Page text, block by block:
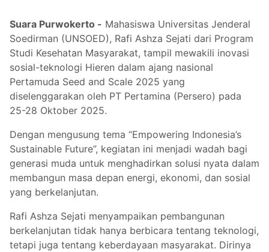
Suara Purwokerto - Mahasiswa Universitas Jenderal
Soedirman (UNSOED), Rafi Ashza Sejati dari Program
Studi Kesehatan Masyarakat, tampil mewakili inovasi
sosial-teknologi Hieren dalam ajang nasional
Pertamuda Seed and Scale 2025 yang
diselenggarakan oleh PT Pertamina (Persero) pada
25-28 Oktober 2025.
Dengan mengusung tema “Empowering Indonesia’s
Sustainable Future”, kegiatan ini menjadi wadah bagi
generasi muda untuk menghadirkan solusi nyata dalam
membangun masa depan energi, ekonomi, dan sosial
yang berkelanjutan.
Rafi Ashza Sejati menyampaikan pembangunan
berkelanjutan tidak hanya berbicara tentang teknologi,
tetapi juga tentang keberdayaan masyarakat. Dirinya